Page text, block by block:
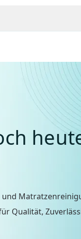
und
Qualität,